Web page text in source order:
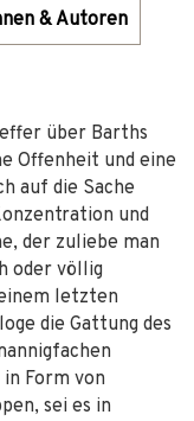
& Autoren
über Barths
Offenheit und eine
auf die Sache
und
der zuliebe man
oder völlig
letzten
die Gattung des
Form von
sei es in